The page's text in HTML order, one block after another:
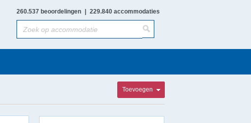
260.537 beoordelingen 229.840 accommodaties
Toevoegen